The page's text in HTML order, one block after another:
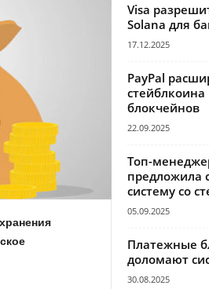
Visa
Solana для
17.12.2025
PayPal
блокчейнов
22.09.2025
Топ-
предложила
систему со
05.09.2025
Платежные
доломают
30.08.2025